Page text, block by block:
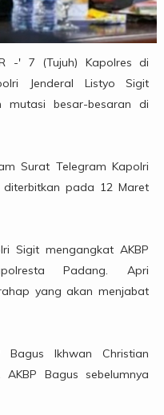
-' 7 (Tujuh) Kapolres di
Jenderal Listyo Sigit
mutasi besar-besaran di
Surat Telegram Kapolri
diterbitkan pada 12 Maret
Sigit mengangkat AKBP
Padang. Apri
yang akan menjabat
Bagus Ikhwan Christian
Bagus sebelumnya